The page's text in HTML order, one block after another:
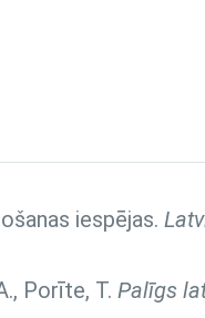
iespējas.
Porīte, T. Palīgs